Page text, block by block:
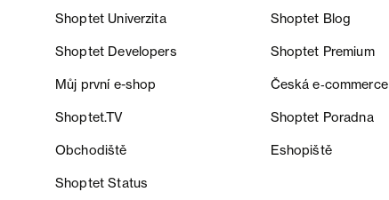
Shoptet Univerzita Shoptet Blog
Shoptet Developers Shoptet Premium
Můj první e-shop Česká e‑commerce
Shoptet.TV Shoptet Poradna
Obchodiště Eshopiště
Shoptet Status